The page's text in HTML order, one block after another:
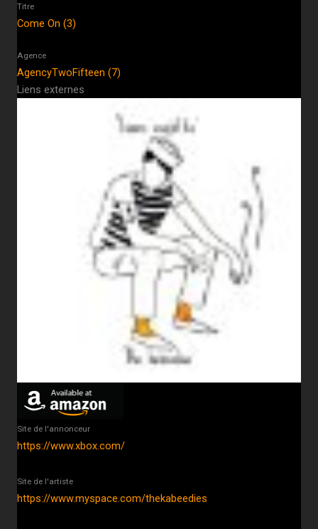
Titre
Come On (3)
Agence
AgencyTwoFifteen (7)
Liens externes
Site de l'annonceur
https://www.xbox.com/
Site de l'artiste
https://www.myspace.com/thekabeedies